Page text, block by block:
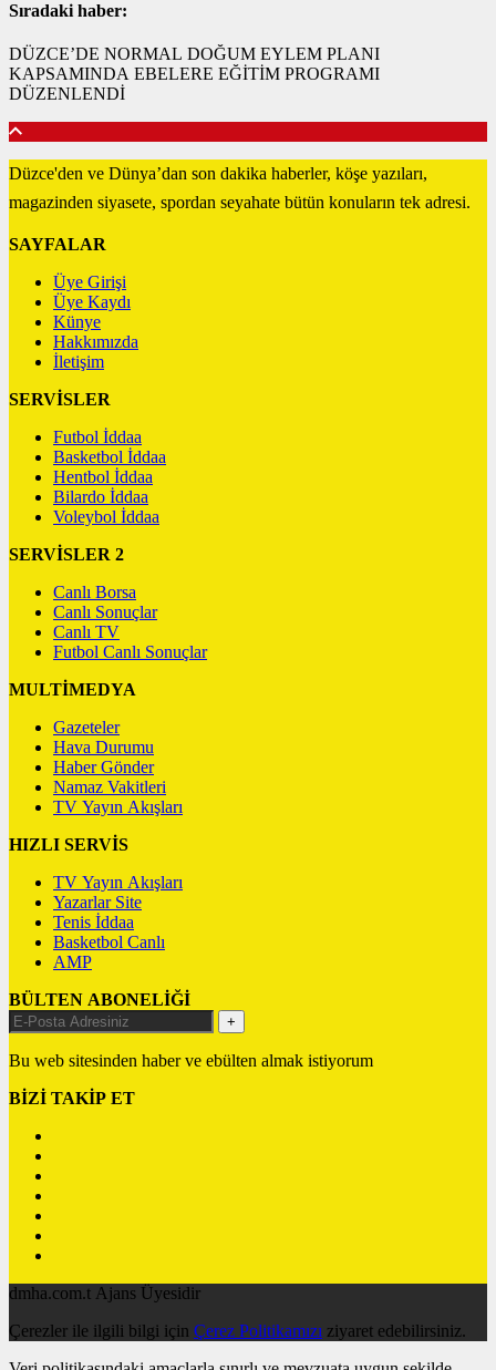
Sıradaki haber:
DÜZCE’DE NORMAL DOĞUM EYLEM PLANI
KAPSAMINDA EBELERE EĞİTİM PROGRAMI
DÜZENLENDİ
Düzce'den ve Dünya’dan son dakika haberler, köşe yazıları,
magazinden siyasete, spordan seyahate bütün konuların tek adresi.
SAYFALAR
Üye Girişi
Üye Kaydı
Künye
Hakkımızda
İletişim
SERVİSLER
Futbol İddaa
Basketbol İddaa
Hentbol İddaa
Bilardo İddaa
Voleybol İddaa
SERVİSLER 2
Canlı Borsa
Canlı Sonuçlar
Canlı TV
Futbol Canlı Sonuçlar
MULTİMEDYA
Gazeteler
Hava Durumu
Haber Gönder
Namaz Vakitleri
TV Yayın Akışları
HIZLI SERVİS
TV Yayın Akışları
Yazarlar Site
Tenis İddaa
Basketbol Canlı
AMP
BÜLTEN ABONELİĞİ
+
Bu web sitesinden haber ve ebülten almak istiyorum
BİZİ TAKİP ET
dmha.com.t Ajans Üyesidir
Çerezler ile ilgili bilgi için Çerez Politikamızı ziyaret edebilirsiniz.